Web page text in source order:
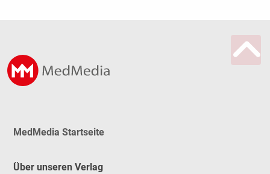
MedMedia Startseite
Über unseren Verlag